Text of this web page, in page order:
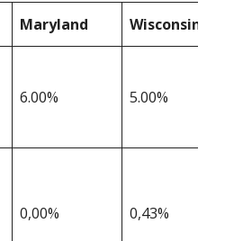
Maryland Wisconsin
6.00% 5.00%
0,00% 0,43%